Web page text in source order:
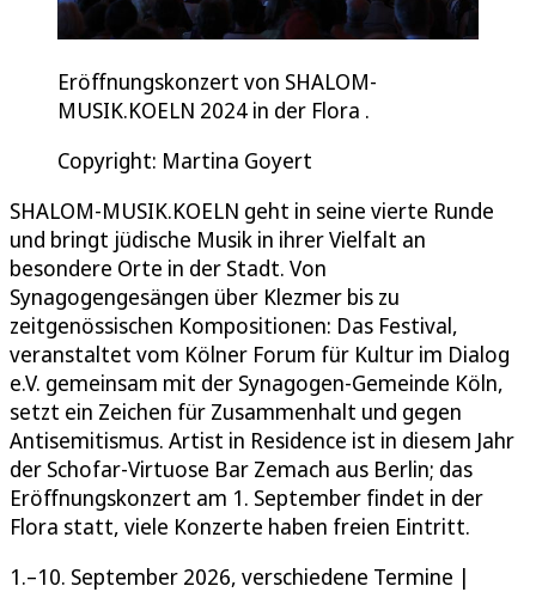
Eröffnungskonzert von SHALOM-
MUSIK.KOELN 2024 in der Flora .
Copyright: Martina Goyert
SHALOM-MUSIK.KOELN geht in seine vierte Runde
und bringt jüdische Musik in ihrer Vielfalt an
besondere Orte in der Stadt. Von
Synagogengesängen über Klezmer bis zu
zeitgenössischen Kompositionen: Das Festival,
veranstaltet vom Kölner Forum für Kultur im Dialog
e.V. gemeinsam mit der Synagogen-Gemeinde Köln,
setzt ein Zeichen für Zusammenhalt und gegen
Antisemitismus. Artist in Residence ist in diesem Jahr
der Schofar-Virtuose Bar Zemach aus Berlin; das
Eröffnungskonzert am 1. September findet in der
Flora statt, viele Konzerte haben freien Eintritt.
1.–10. September 2026, verschiedene Termine |